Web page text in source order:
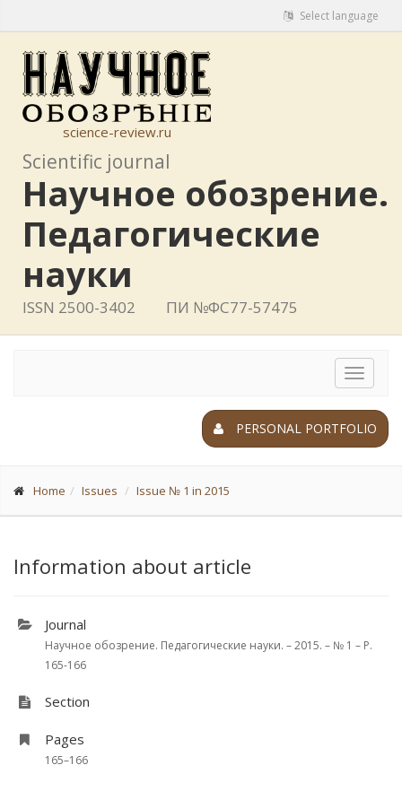
Select language
science-review.ru
Scientific journal
Научное обозрение.
Педагогические
науки
ISSN 2500-3402 ПИ №ФС77-57475
Toggle
PERSONAL PORTFOLIO
Home Issues Issue № 1 in 2015
Information about article
Journal
Научное обозрение. Педагогические науки. – 2015. – № 1 – P.
165-166
Section
Pages
165–166